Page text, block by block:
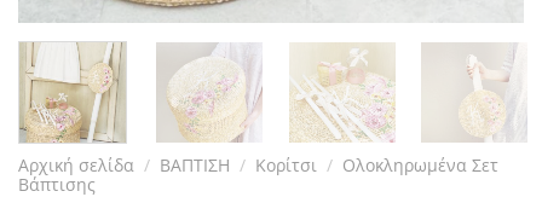
Αρχική σελίδα / ΒΑΠΤΙΣΗ / Κορίτσι / Ολοκληρωμένα Σετ
Βάπτισης